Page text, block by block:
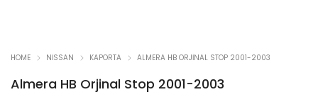
HOME NISSAN KAPORTA ALMERA HB ORJINAL STOP 2001-2003
Almera HB Orjinal Stop 2001-2003